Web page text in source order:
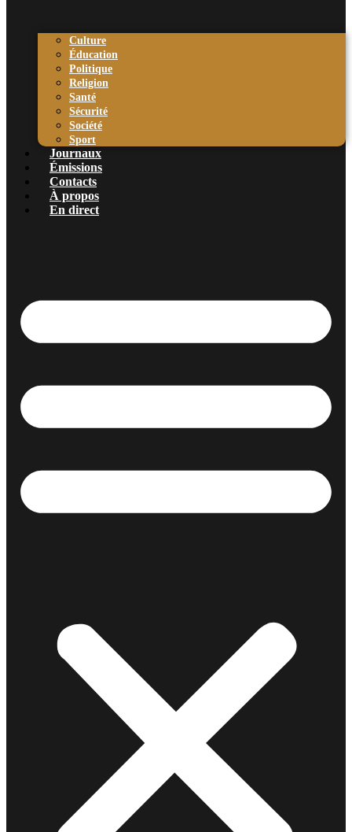
Culture
Éducation
Politique
Religion
Santé
Sécurité
Société
Sport
Journaux
Émissions
Contacts
À propos
En direct